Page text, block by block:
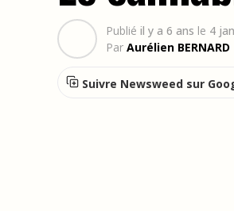
Publié il y a 6 ans le 4
Par Aurélien BERNARD
Suivre Newsweed sur